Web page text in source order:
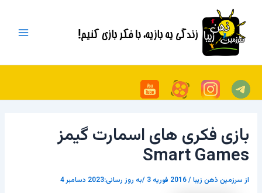
محتوا
Menu
بازی فکری های اسمارت گیمز
Smart Games
از سرزمین ذهن زیبا/2016 فوریه 3 /به روز رسانی:2023 دسامبر 4
پیمایش
نوشته